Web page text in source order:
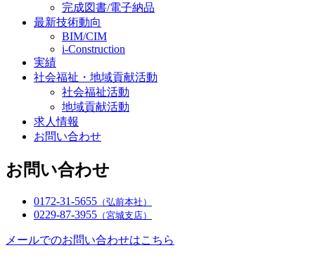
完成図書/電子納品
最新技術動向
BIM/CIM
i-Construction
実績
社会福祉・地域貢献活動
社会福祉活動
地域貢献活動
求人情報
お問い合わせ
お問い合わせ
0172-31-5655 （弘前本社）
0229-87-3955 （宮城支店）
メールでのお問い合わせはこちら